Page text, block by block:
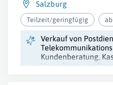
Salzburg
Teilzeit/geringfügig
Verkauf von
Kundenberatung,
Verwaltung von